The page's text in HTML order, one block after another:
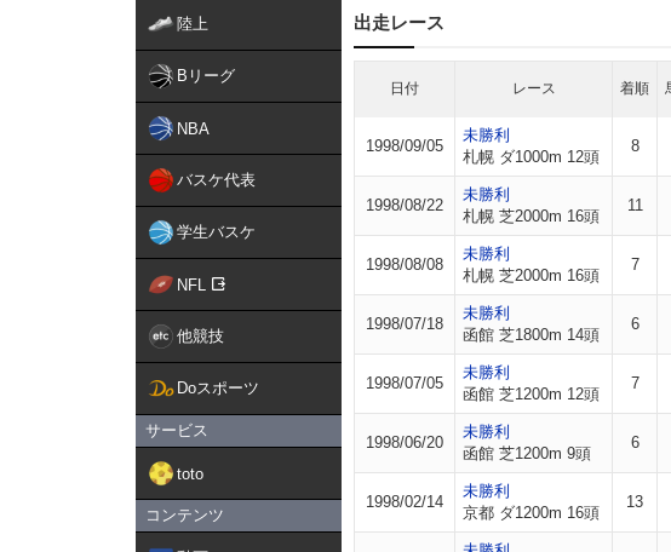
陸上
Bリーグ
NBA
バスケ代表
学生バスケ
NFL
他競技
Doスポーツ
サービス
toto
コンテンツ
出走レース
日付 レース 着順
1998/09/05
未勝利
札幌 ダ1000m 12頭
8
1998/08/22
未勝利
札幌 芝2000m 16頭
11
1998/08/08
未勝利
札幌 芝2000m 16頭
7
1998/07/18
未勝利
函館 芝1800m 14頭
6
1998/07/05
未勝利
函館 芝1200m 12頭
7
1998/06/20
未勝利
函館 芝1200m 9頭
6
1998/02/14
未勝利
京都 ダ1200m 16頭
13